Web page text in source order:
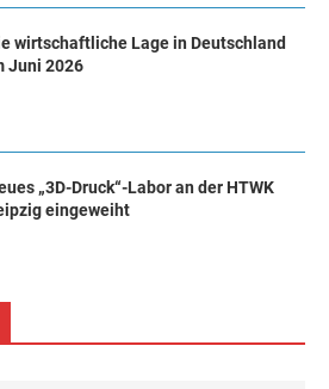
wirtschaftliche Lage in Deutschland
Juni 2026
„3D-Druck“-Labor an der HTWK
eingeweiht